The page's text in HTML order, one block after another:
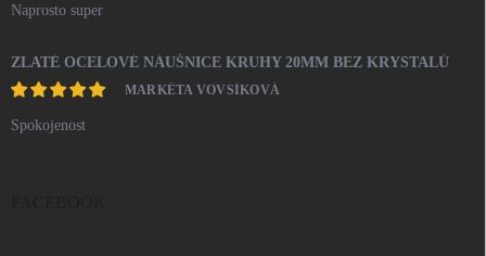
Naprosto super
ZLATÉ OCELOVÉ NÁUŠNICE KRUHY 20MM BEZ KRYSTALŮ
MARKÉTA VOVSÍKOVÁ
Spokojenost